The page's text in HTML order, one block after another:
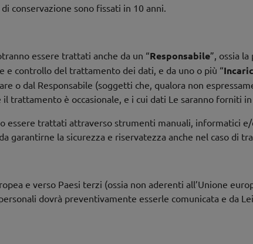
conservazione sono fissati in 10 anni.
essere trattati anche da un “Responsabile”, ossia
controllo del trattamento dei dati, e da uno o più “
o dal Responsabile (soggetti che, qualora non
trattamento è occasionale, e i cui dati Le saranno forniti
essere trattati attraverso strumenti manuali, informatici
garantirne la sicurezza e riservatezza anche nel caso di
e verso Paesi terzi (ossia non aderenti all’Unione
dovrà preventivamente esserle comunicata e da
Dati.